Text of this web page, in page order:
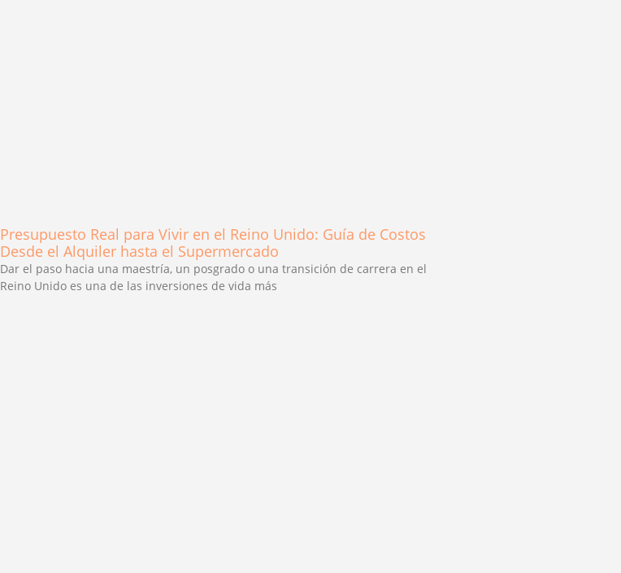
Presupuesto Real para Vivir en el Reino Unido: Guía de Costos
Desde el Alquiler hasta el Supermercado
Dar el paso hacia una maestría, un posgrado o una transición de carrera en el
Reino Unido es una de las inversiones de vida más